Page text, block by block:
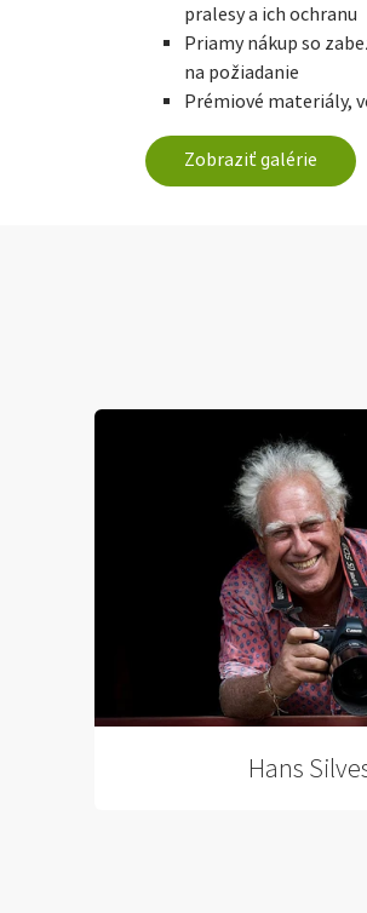
pralesy a ich ochranu
Priamy nákup so
na požiadanie
Prémiové materiály,
Zobraziť galérie
Hans